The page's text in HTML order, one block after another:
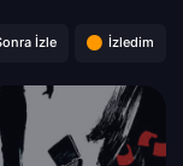
İzle İzledim